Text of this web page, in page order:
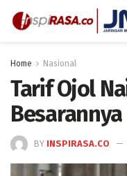
Home Nasional
Tarif Ojol
Besarannya
BY INSPIRASA.CO